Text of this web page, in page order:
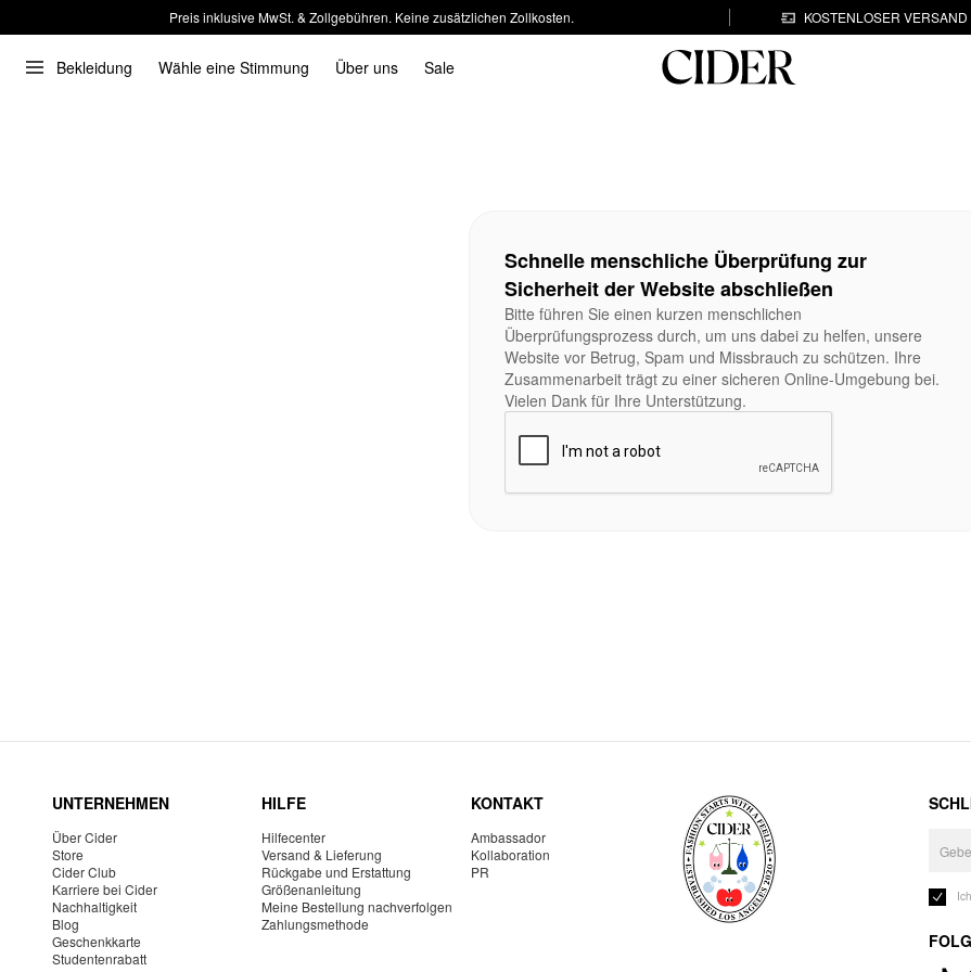
Preis inklusive MwSt. & Zollgebühren. Keine zusätzlichen Zollkosten. KOSTENLOSER
Bekleidung Wähle eine Stimmung Über uns Sale
Schnelle menschliche Überprüfung zur
Sicherheit der Website abschließen
Bitte führen Sie einen kurzen menschlichen
Überprüfungsprozess durch, um uns dabei zu helfen, unsere
Website vor Betrug, Spam und Missbrauch zu schützen. Ihre
Zusammenarbeit trägt zu einer sicheren Online-Umgebung bei.
Vielen Dank für Ihre Unterstützung.
UNTERNEHMEN
Über Cider
Store
Cider Club
Karriere bei Cider
Nachhaltigkeit
Blog
Geschenkkarte
Studentenrabatt
HILFE
Hilfecenter
Versand & Lieferung
Rückgabe und Erstattung
Größenanleitung
Meine Bestellung nachverfolgen
Zahlungsmethode
KONTAKT
Ambassador
Kollaboration
PR